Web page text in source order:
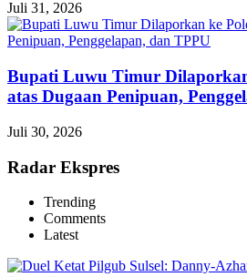
Juli 31, 2026
Bupati Luwu Timur
atas Dugaan Penipuan,
Juli 30, 2026
Radar Ekspres
Trending
Comments
Latest